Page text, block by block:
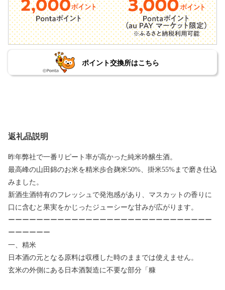
ポイント交換所はこちら
返礼品説明
昨年弊社で一番リピート率が高かった純米吟醸生酒。
最高峰の山田錦のお米を精米歩合麹米50%、掛米55%まで磨き仕込
みました。
新酒生酒特有のフレッシュで発泡感があり、マスカットの香りに
口に含むと果実をかじったジューシーな甘みが広がります。
ーーーーーーーーーーーーーーーーーーーーーーーーーーーーー
ーーーーーー
一、精米
日本酒の元となる原料は収穫した時のままでは使えません。
玄米の外側にある日本酒製造に不要な部分「糠